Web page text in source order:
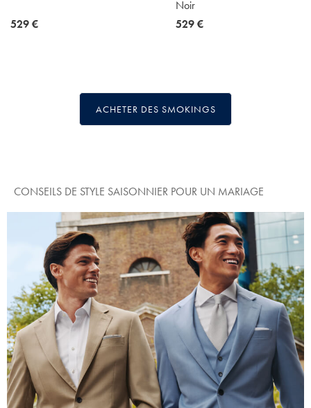
now
529 €
Noir
now
529 €
ACHETER DES SMOKINGS
CONSEILS DE STYLE SAISONNIER POUR UN MARIAGE